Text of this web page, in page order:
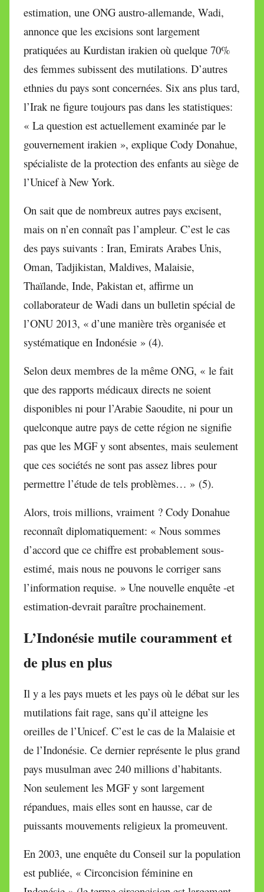
estimation, une ONG austro-allemande, Wadi,
annonce que les excisions sont largement
pratiquées au Kurdistan irakien où quelque 70%
des femmes subissent des mutilations. D’autres
ethnies du pays sont concernées. Six ans plus tard,
l’Irak ne figure toujours pas dans les statistiques:
« La question est actuellement examinée par le
gouvernement irakien », explique Cody Donahue,
spécialiste de la protection des enfants au siège de
l’Unicef à New York.
On sait que de nombreux autres pays excisent,
mais on n’en connaît pas l’ampleur. C’est le cas
des pays suivants : Iran, Emirats Arabes Unis,
Oman, Tadjikistan, Maldives, Malaisie,
Thaïlande, Inde, Pakistan et, affirme un
collaborateur de Wadi dans un bulletin spécial de
l’ONU 2013, « d’une manière très organisée et
systématique en Indonésie » (4).
Selon deux membres de la même ONG, « le fait
que des rapports médicaux directs ne soient
disponibles ni pour l’Arabie Saoudite, ni pour un
quelconque autre pays de cette région ne signifie
pas que les MGF y sont absentes, mais seulement
que ces sociétés ne sont pas assez libres pour
permettre l’étude de tels problèmes… » (5).
Alors, trois millions, vraiment ? Cody Donahue
reconnaît diplomatiquement: « Nous sommes
d’accord que ce chiffre est probablement sous-
estimé, mais nous ne pouvons le corriger sans
l’information requise. » Une nouvelle enquête -et
estimation-devrait paraître prochainement.
L’Indonésie mutile couramment et
de plus en plus
Il y a les pays muets et les pays où le débat sur les
mutilations fait rage, sans qu’il atteigne les
oreilles de l’Unicef. C’est le cas de la Malaisie et
de l’Indonésie. Ce dernier représente le plus grand
pays musulman avec 240 millions d’habitants.
Non seulement les MGF y sont largement
répandues, mais elles sont en hausse, car de
puissants mouvements religieux la promeuvent.
En 2003, une enquête du Conseil sur la population
est publiée, « Circoncision féminine en